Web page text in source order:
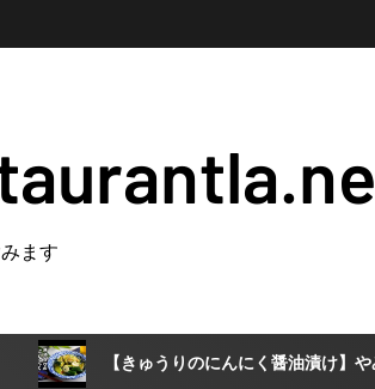
ます
【きゅうりのにんにく醤油漬け】やみつき